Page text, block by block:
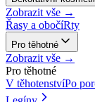
Zobrazit vše →
Řasy a obočíRty
Pro těhotné
Zobrazit vše →
Pro těhotné
V těhotenstvíPo